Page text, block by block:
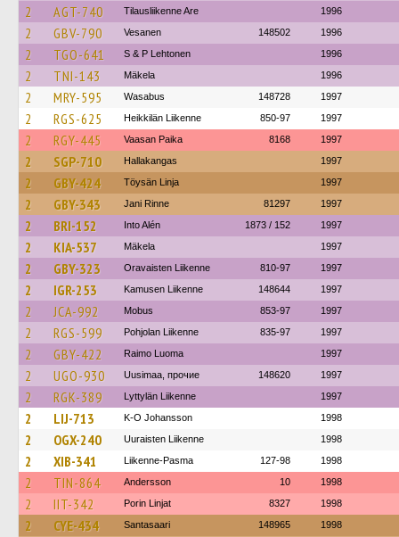
2 AGT-740 Tilausliikenne Are 1996
2 GBV-790 Vesanen 148502 1996
2 TGO-641 S & P Lehtonen 1996
2 TNI-143 Mäkela 1996
2 MRY-595 Wasabus 148728 1997
2 RGS-625 Heikkilän Liikenne 850-97 1997
2 RGY-445 Vaasan Paika 8168 1997
2 SGP-710 Hallakangas 1997
2 GBY-424 Töysän Linja 1997
2 GBY-343 Jani Rinne 81297 1997
2 BRI-152 Into Alén 1873 / 152 1997
2 KIA-537 Mäkela 1997
2 GBY-323 Oravaisten Liikenne 810-97 1997
2 IGR-253 Kamusen Liikenne 148644 1997
2 JCA-992 Mobus 853-97 1997
2 RGS-599 Pohjolan Liikenne 835-97 1997
2 GBY-422 Raimo Luoma 1997
2 UGO-930 Uusimaa, прочие 148620 1997
2 RGK-389 Lyttylän Liikenne 1997
2 LIJ-713 K-O Johansson 1998
2 OGX-240 Uuraisten Liikenne 1998
2 XIB-341 Liikenne-Pasma 127-98 1998
2 TIN-864 Andersson 10 1998
2 IIT-342 Porin Linjat 8327 1998
2 CYE-434 Santasaari 148965 1998